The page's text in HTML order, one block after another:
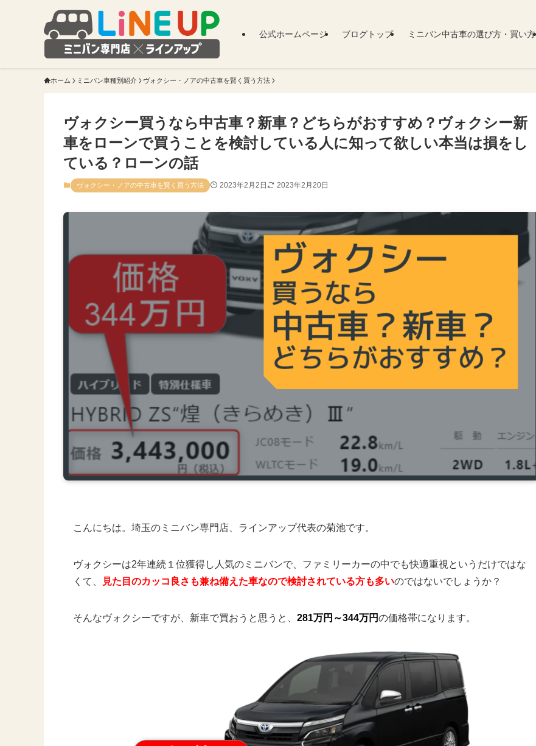
公式ホームページ ブログトップ ミニバン中古車の選び方・買い方
ホーム ミニバン車種別紹介 ヴォクシー・ノアの中古車を賢く買う方法
ヴォクシー買うなら中古車？新車？どちらがおすすめ？ヴォクシー新
車をローンで買うことを検討している人に知って欲しい本当は損をし
ている？ローンの話
ヴォクシー・ノアの中古車を賢く買う方法 2023年2月2日 2023年2月20日
こんにちは。埼玉のミニバン専門店、ラインアップ代表の菊池です。
ヴォクシーは2年連続１位獲得し人気のミニバンで、ファミリーカーの中でも快適重視というだけではな
くて、
見た目のカッコ良さも兼ね備えた車なので検討されている方も多いのではないでしょうか？
そんなヴォクシーですが、新車で買おうと思うと、 281万円～344万円の価格帯になります。